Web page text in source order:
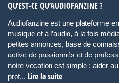
QU’EST-CE QU’AUDIOFANZINE ?
Audiofanzine est une plateforme
musique et à l’audio, à la fois
petites annonces, base de
active de passionnés et de
notre vocation est simple : aider
prof... Lire la suite